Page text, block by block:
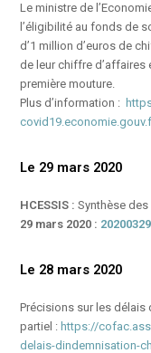
Le ministre de
l’éligibilité au fonds de
d’1 million d’euros de
de leur chiffre d’affaires
première mouture.
Plus d’information :
Le 29 mars 2020
HCESSIS : Synthèse
29 mars 2020 :
Le 28 mars 2020
Précisions sur les délais
partiel : https://
delais-dindemnisation-